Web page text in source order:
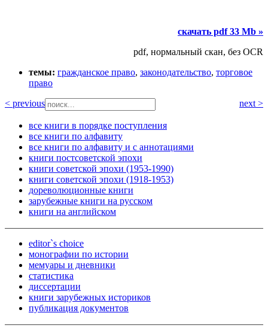
скачать pdf 33 Mb »
pdf, нормальный скан, без OCR
темы: гражданское право, законодательство, торговое
право
< previous
next >
все книги в порядке поступления
все книги по алфавиту
все книги по алфавиту и с аннотациями
книги постсоветской эпохи
книги советской эпохи (1953-1990)
книги советской эпохи (1918-1953)
дореволюционные книги
зарубежные книги на русском
книги на английском
editor`s choice
монографии по истории
мемуары и дневники
статистика
диссертации
книги зарубежных историков
публикация документов